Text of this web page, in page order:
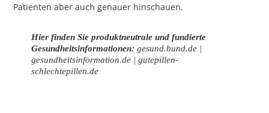
Patienten aber auch genauer hinschauen.
Hier finden Sie produktneutrale und fundierte
Gesundheitsinformationen: gesund.bund.de |
gesundheitsinformation.de | gutepillen-
schlechtepillen.de